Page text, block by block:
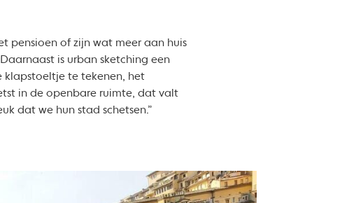
pensioen of zijn wat meer aan huis
is urban sketching een
klapstoeltje te tekenen, het
in de openbare ruimte, dat valt
dat we hun stad schetsen.”